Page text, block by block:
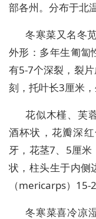
部各州。分布于北
冬寒菜又名冬
外形：多年生匍匐
有5-7个深裂，裂
刻，托叶长3厘米，
花似木槿、芙
酒杯状，花瓣深
牙，花茎7、5厘
状，柱头生于内侧
（mericarps）15-
冬寒菜喜冷凉